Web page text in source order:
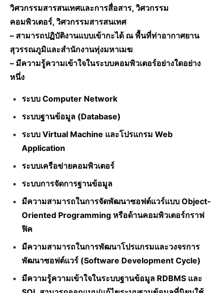
วิศวกรรมสารสนเทศและการสื่อสาร, วิศวกรรม
คอมพิวเตอร์, วิศวกรรมสารสนเทศ
– สามารถปฏิบัติงานแบบเข้ากะได้ ณ พื้นที่ท่าอากาศยาน
สุวรรณภูมิและสำนักงานทุ่งมหาเมฆ
– มีความรู้ความเข้าใจในระบบคอมพิวเตอร์อย่างใดอย่าง
หนึ่ง
ระบบ Computer Network
ระบบฐานข้อมูล (Database)
ระบบ Virtual Machine และโปรแกรม Web
Application
ระบบเครือข่ายคอมพิวเตอร์
ระบบการจัดการฐานข้อมูล
มีความสามารถในการจัดพัฒนาซอฟต์แวร์แบบ Object-
Oriented Programming หรือด้านคอมพิวเตอร์กราฟ
ฟิค
มีความสามารถในการพัฒนาโปรแกรมและวงจรการ
พัฒนาซอฟต์แวร์ (Software Development Cycle)
มีความรู้ความเข้าใจในระบบฐานข้อมูล RDBMS และ